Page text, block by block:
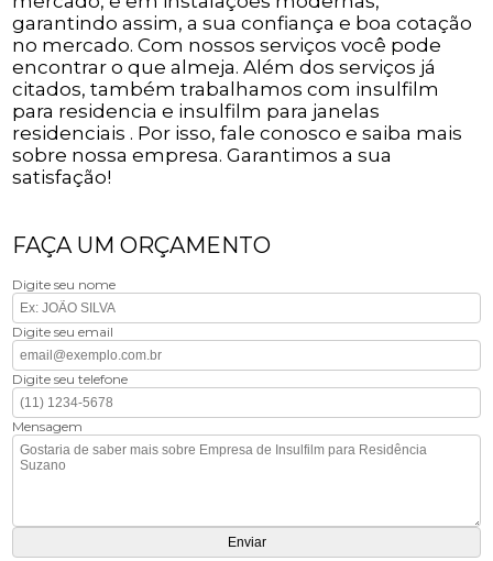
garantindo assim, a sua confiança e boa cotação
no mercado. Com nossos serviços você pode
encontrar o que almeja. Além dos serviços já
citados, também trabalhamos com insulfilm
para residencia e insulfilm para janelas
residenciais . Por isso, fale conosco e saiba mais
sobre nossa empresa. Garantimos a sua
satisfação!
FAÇA UM ORÇAMENTO
Digite seu nome
Digite seu email
Digite seu telefone
Mensagem